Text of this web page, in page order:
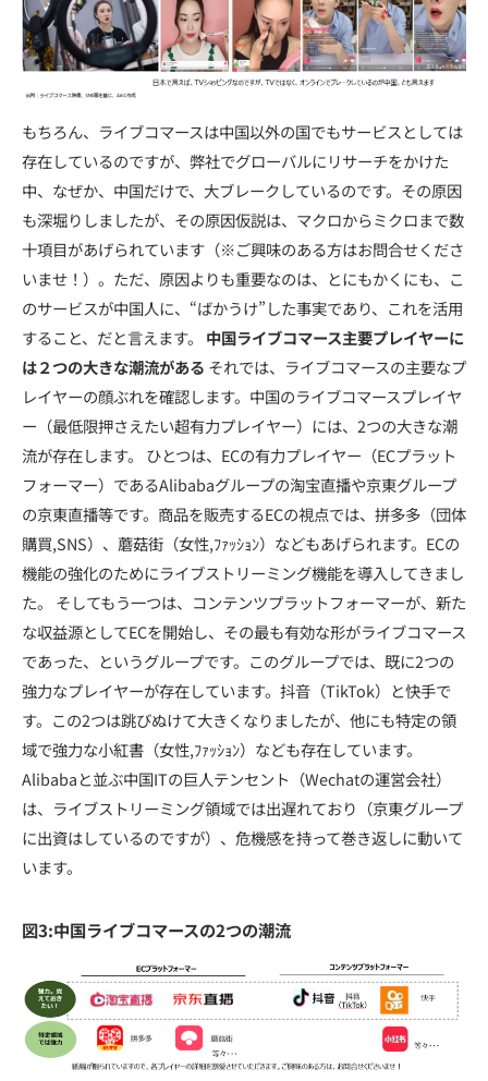
もちろん、ライブコマースは中国以外の国でもサービスとしては
存在しているのですが、弊社でグローバルにリサーチをかけた
中、なぜか、中国だけで、大ブレークしているのです。その原因
も深堀りしましたが、その原因仮説は、マクロからミクロまで数
十項目があげられています（※ご興味のある方はお問合せくださ
いませ！）。ただ、原因よりも重要なのは、とにもかくにも、こ
のサービスが中国人に、“ばかうけ”した事実であり、これを活用
すること、だと言えます。 中国ライブコマース主要プレイヤーに
は２つの大きな潮流がある それでは、ライブコマースの主要なプ
レイヤーの顔ぶれを確認します。中国のライブコマースプレイヤ
ー（最低限押さえたい超有力プレイヤー）には、2つの大きな潮
流が存在します。 ひとつは、ECの有力プレイヤー（ECプラット
フォーマー）であるAlibabaグループの淘宝直播や京東グループ
の京東直播等です。商品を販売するECの視点では、拼多多（団体
購買,SNS）、蘑菇街（女性,ﾌｧｯｼｮﾝ）などもあげられます。ECの
機能の強化のためにライブストリーミング機能を導入してきまし
た。 そしてもう一つは、コンテンツプラットフォーマーが、新た
な収益源としてECを開始し、その最も有効な形がライブコマース
であった、というグループです。このグループでは、既に2つの
強力なプレイヤーが存在しています。抖音（TikTok）と快手で
す。この2つは跳びぬけて大きくなりましたが、他にも特定の領
域で強力な小紅書（女性,ﾌｧｯｼｮﾝ）なども存在しています。
Alibabaと並ぶ中国ITの巨人テンセント（Wechatの運営会社）
は、ライブストリーミング領域では出遅れており（京東グループ
に出資はしているのですが）、危機感を持って巻き返しに動いて
います。
図3:中国ライブコマースの2つの潮流